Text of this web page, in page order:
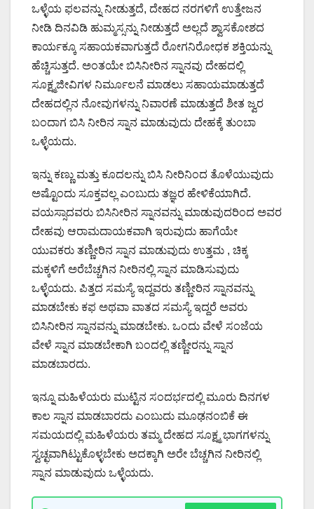
ಒಳ್ಳೆಯ ಫಲವನ್ನು ನೀಡುತ್ತದೆ, ದೇಹದ ನರಗಳಿಗೆ ಉತ್ತೇಜನ
ನೀಡಿ ದಿನವಿಡಿ ಹುಮ್ಮಸ್ಸನ್ನು ನೀಡುತ್ತದೆ ಅಲ್ಲದೆ ಶ್ವಾಸಕೋಶದ
ಕಾರ್ಯಕ್ಕೂ ಸಹಾಯಕವಾಗುತ್ತದೆ ರೋಗನಿರೋಧಕ ಶಕ್ತಿಯನ್ನು
ಹೆಚ್ಚಿಸುತ್ತದೆ. ಅಂತಯೇ ಬಿಸಿನೀರಿನ ಸ್ನಾನವು ದೇಹದಲ್ಲಿ
ಸೂಕ್ಷ್ಮಜೀವಿಗಳ ನಿರ್ಮೂಲನೆ ಮಾಡಲು ಸಹಾಯಮಾಡುತ್ತದೆ
ದೇಹದಲ್ಲಿನ ನೋವುಗಳನ್ನು ನಿವಾರಣೆ ಮಾಡುತ್ತದೆ ಶೀತ ಜ್ವರ
ಬಂದಾಗ ಬಿಸಿ ನೀರಿನ ಸ್ನಾನ ಮಾಡುವುದು ದೇಹಕ್ಕೆ ತುಂಬಾ
ಒಳ್ಳೆಯದು.
ಇನ್ನು ಕಣ್ಣು ಮತ್ತು ಕೂದಲನ್ನು ಬಿಸಿ ನೀರಿನಿಂದ ತೊಳೆಯುವುದು
ಅಷ್ಟೊಂದು ಸೂಕ್ತವಲ್ಲ ಎಂಬುದು ತಜ್ಞರ ಹೇಳಿಕೆಯಾಗಿದೆ.
ವಯಸ್ಸಾದವರು ಬಿಸಿನೀರಿನ ಸ್ನಾನವನ್ನು ಮಾಡುವುದರಿಂದ ಅವರ
ದೇಹವು ಆರಾಮದಾಯಕವಾಗಿ ಇರುವುದು ಹಾಗೆಯೇ
ಯುವಕರು ತಣ್ಣೀರಿನ ಸ್ನಾನ ಮಾಡುವುದು ಉತ್ತಮ , ಚಿಕ್ಕ
ಮಕ್ಕಳಿಗೆ ಅರೆಬೆಚ್ಚಗಿನ ನೀರಿನಲ್ಲಿ ಸ್ನಾನ ಮಾಡಿಸುವುದು
ಒಳ್ಳೆಯದು. ಪಿತ್ತದ ಸಮಸ್ಯೆ ಇದ್ದವರು ತಣ್ಣೀರಿನ ಸ್ನಾನವನ್ನು
ಮಾಡಬೇಕು ಕಫ ಅಥವಾ ವಾತದ ಸಮಸ್ಯೆ ಇದ್ದರೆ ಅವರು
ಬಿಸಿನೀರಿನ ಸ್ನಾನವನ್ನು ಮಾಡಬೇಕು. ಒಂದು ವೇಳೆ ಸಂಜೆಯ
ವೇಳೆ ಸ್ನಾನ ಮಾಡಬೇಕಾಗಿ ಬಂದಲ್ಲಿ ತಣ್ಣೀರನ್ನು ಸ್ನಾನ
ಮಾಡಬಾರದು.
ಇನ್ನೂ ಮಹಿಳೆಯರು ಮುಟ್ಟಿನ ಸಂದರ್ಭದಲ್ಲಿ ಮೂರು ದಿನಗಳ
ಕಾಲ ಸ್ನಾನ ಮಾಡಬಾರದು ಎಂಬುದು ಮೂಢನಂಬಿಕೆ ಈ
ಸಮಯದಲ್ಲಿ ಮಹಿಳೆಯರು ತಮ್ಮ ದೇಹದ ಸೂಕ್ಷ್ಮ ಭಾಗಗಳನ್ನು
ಸ್ವಚ್ಛವಾಗಿಟ್ಟುಕೊಳ್ಳಬೇಕು ಅದಕ್ಕಾಗಿ ಅರೇ ಬೆಚ್ಚಗಿನ ನೀರಿನಲ್ಲಿ
ಸ್ನಾನ ಮಾಡುವುದು ಒಳ್ಳೆಯದು.